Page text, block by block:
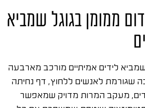
ממומן בגוגל שמביא
שמביא לידים אמיתיים מורכב מארבעה
שגורמת לאנשים ללחוץ, דף נחיתה
מעקב המרות מדויק שמאפשר